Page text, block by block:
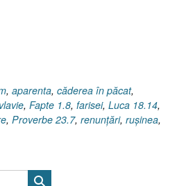
, aparenta, căderea în păcat,
, Fapte 1.8, farisei, Luca 18.14,
, Proverbe 23.7, renunţări, ruşinea,